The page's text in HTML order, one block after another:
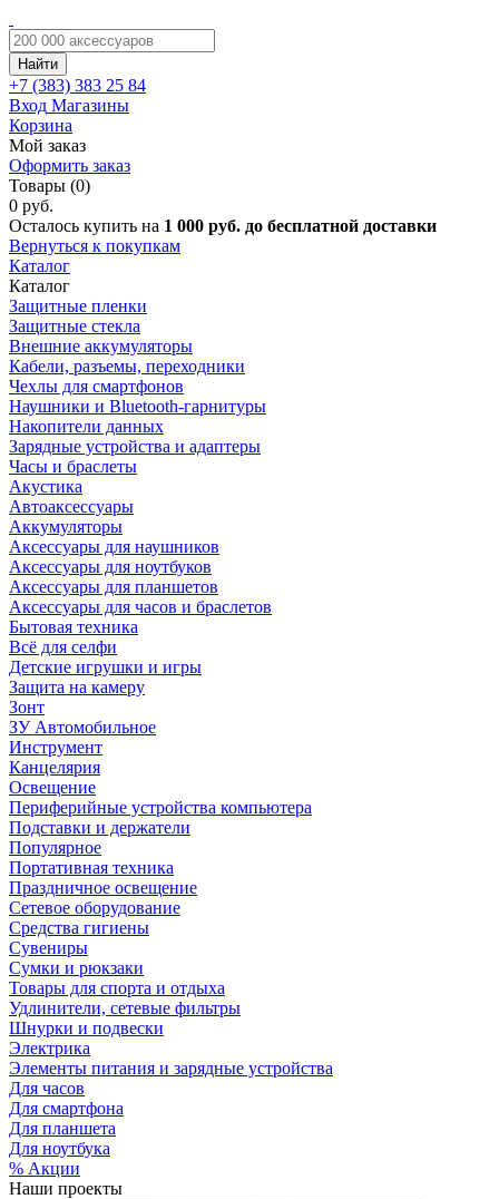
Найти
+7 (383) 383 25 84
Вход Магазины
Корзина
Мой заказ
Оформить заказ
Товары (0)
0 руб.
Осталось купить на 1 000 руб. до бесплатной доставки
Вернуться к покупкам
Каталог
Каталог
Защитные пленки
Защитные стекла
Внешние аккумуляторы
Кабели, разъемы, переходники
Чехлы для смартфонов
Наушники и Bluetooth-гарнитуры
Накопители данных
Зарядные устройства и адаптеры
Часы и браслеты
Акустика
Автоаксессуары
Аккумуляторы
Аксессуары для наушников
Аксессуары для ноутбуков
Аксессуары для планшетов
Аксессуары для часов и браслетов
Бытовая техника
Всё для селфи
Детские игрушки и игры
Защита на камеру
Зонт
ЗУ Автомобильное
Инструмент
Канцелярия
Освещение
Периферийные устройства компьютера
Подставки и держатели
Популярное
Портативная техника
Праздничное освещение
Сетевое оборудование
Средства гигиены
Сувениры
Сумки и рюкзаки
Товары для спорта и отдыха
Удлинители, сетевые фильтры
Шнурки и подвески
Электрика
Элементы питания и зарядные устройства
Для часов
Для смартфона
Для планшета
Для ноутбука
% Акции
Наши проекты